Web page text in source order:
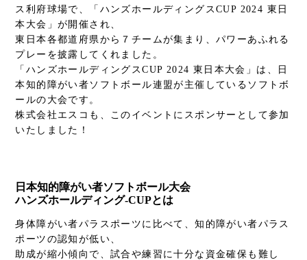
ス利府球場で、「ハンズホールディングスCUP 2024 東日
本大会」が開催され、
東日本各都道府県から７チームが集まり、パワーあふれる
プレーを披露してくれました。
「ハンズホールディングスCUP 2024 東日本大会」は、日
本知的障がい者ソフトボール連盟が主催しているソフトボ
ールの大会です。
株式会社エスコも、このイベントにスポンサーとして参加
いたしました！
日本知的障がい者ソフトボール大会
ハンズホールディング-CUPとは
身体障がい者パラスポーツに比べて、知的障がい者パラス
ポーツの認知が低い、
助成が縮小傾向で、試合や練習に十分な資金確保も難し